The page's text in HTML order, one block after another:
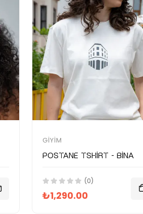
GIYIM
Postane Tshirt - Bina
(0)
₺1,290.00